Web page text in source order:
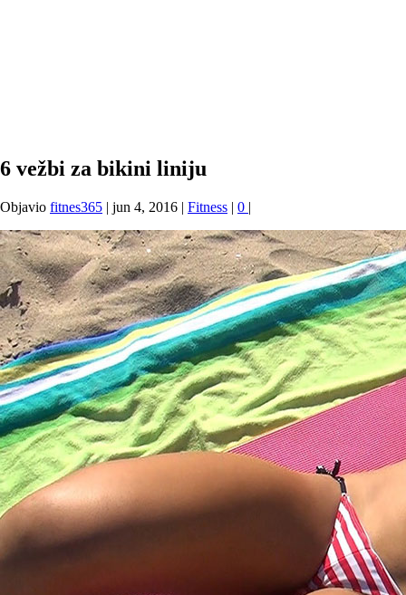
6 vežbi za bikini liniju
Objavio fitnes365 | jun 4, 2016 | Fitness | 0 |